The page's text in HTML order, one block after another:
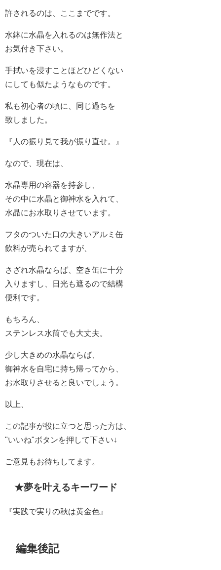
許されるのは、ここまでです。
水鉢に水晶を入れるのは無作法と
お気付き下さい。
手拭いを浸すことほどひどくない
にしても似たようなものです。
私も初心者の頃に、同じ過ちを
致しました。
『人の振り見て我が振り直せ。』
なので、現在は、
水晶専用の容器を持参し、
その中に水晶と御神水を入れて、
水晶にお水取りさせています。
フタのついた口の大きいアルミ缶
飲料が売られてますが、
さざれ水晶ならば、空き缶に十分
入りますし、日光も遮るので結構
便利です。
もちろん、
ステンレス水筒でも大丈夫。
少し大きめの水晶ならば、
御神水を自宅に持ち帰ってから、
お水取りさせると良いでしょう。
以上、
この記事が役に立つと思った方は、
"いいね"ボタンを押して下さい↓
ご意見もお待ちしてます。
★夢を叶えるキーワード
『実践で実りの秋は黄金色』
編集後記